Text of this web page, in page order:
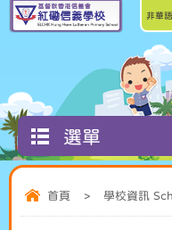
非華
選單
首頁 > 學校資訊